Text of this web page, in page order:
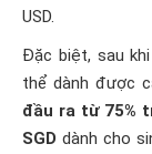
USD.
Đặc biệt, sau
thể dành được
đầu ra từ 75%
SGD dành cho